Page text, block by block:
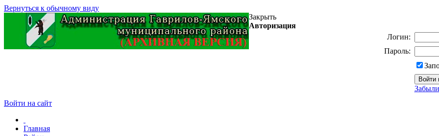
Вернуться к обычному виду
Закрыть
Авторизация
Логин:
Пароль:
Войти на сайт
Главная